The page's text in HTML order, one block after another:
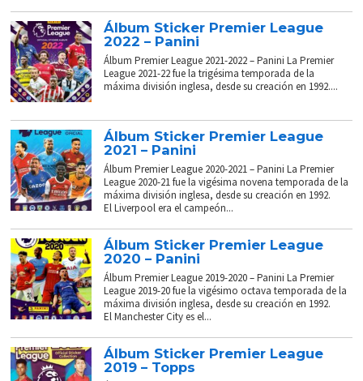
Álbum Sticker Premier League
2022 – Panini
Álbum Premier League 2021-2022 – Panini La Premier
League 2021-22 fue la trigésima temporada de la
máxima división inglesa, desde su creación en 1992....
Álbum Sticker Premier League
2021 – Panini
Álbum Premier League 2020-2021 – Panini La Premier
League 2020-21 fue la vigésima novena temporada de la
máxima división inglesa, desde su creación en 1992.
El Liverpool era el campeón...
Álbum Sticker Premier League
2020 – Panini
Álbum Premier League 2019-2020 – Panini La Premier
League 2019-20 fue la vigésimo octava temporada de la
máxima división inglesa, desde su creación en 1992.
El Manchester City es el...
Álbum Sticker Premier League
2019 – Topps